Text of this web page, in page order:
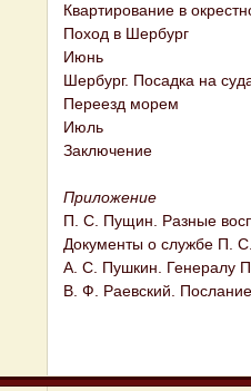
Квартирование в
Поход в Шербург
Июнь
Шербург. Посадка на
Переезд морем
Июль
Заключение
Приложение
П. С. Пущин. Разные
Документы о службе П.
А. С. Пушкин. Генералу
В. Ф. Раевский.